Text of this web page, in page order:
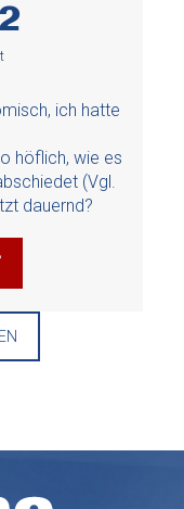
ich hatte
höflich, wie es
(Vgl.
dauernd?